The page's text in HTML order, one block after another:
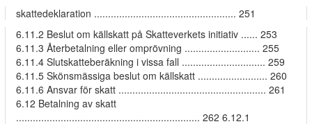
skattedeklaration ................................................... 251
6.11.2 Beslut om källskatt på Skatteverkets initiativ ...... 253
6.11.3 Återbetalning eller omprövning ........................... 255
6.11.4 Slutskatteberäkning i vissa fall .............................. 259
6.11.5 Skönsmässiga beslut om källskatt ......................... 260
6.11.6 Ansvar för skatt ..................................................... 261
6.12 Betalning av skatt
.................................................................. 262 6.12.1